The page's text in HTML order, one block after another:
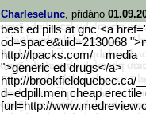
Charleselunc, přidáno
best ed pills at gnc <a
od=space&uid=2130068
http://lpacks.com/
">generic ed drugs</a>
http://brookfieldquebec.ca/
d=edpill.men cheap
[url=http://www.medreview